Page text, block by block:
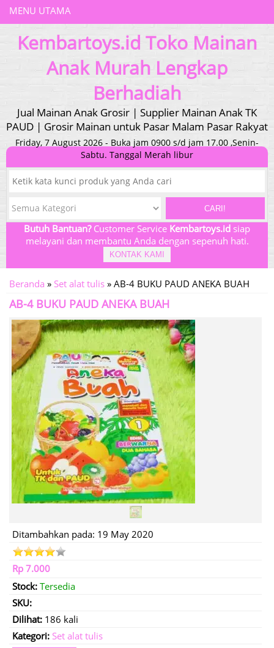
MENU UTAMA
Kembartoys.id Toko Mainan
Anak Murah Lengkap
Berhadiah
Jual Mainan Anak Grosir | Supplier Mainan Anak TK
PAUD | Grosir Mainan untuk Pasar Malam Pasar Rakyat
Friday, 7 August 2026 - Buka jam 0900 s/d jam 17.00 ,Senin-
Sabtu. Tanggal Merah libur
CARI!
Butuh Bantuan?Customer Service Kembartoys.id siap
melayani dan membantu Anda dengan sepenuh hati.
KONTAK KAMI
Beranda » Set alat tulis » AB-4 BUKU PAUD ANEKA BUAH
AB-4 BUKU PAUD ANEKA BUAH
Ditambahkan pada: 19 May 2020
Rp 7.000
Stock: Tersedia
SKU:
Dilihat: 186 kali
Kategori: Set alat tulis